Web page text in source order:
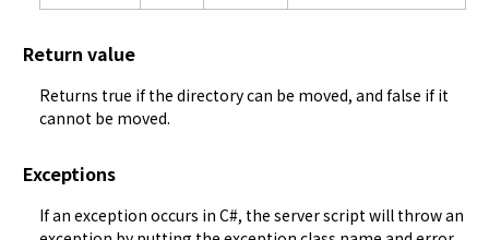
Return value
Returns true if the directory can be moved, and false if it
cannot be moved.
Exceptions
If an exception occurs in C#, the server script will throw an